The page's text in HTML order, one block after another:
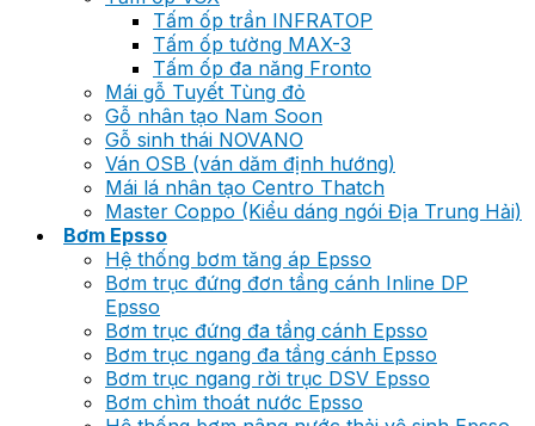
Tấm ốp trần INFRATOP
Tấm ốp tường MAX-3
Tấm ốp đa năng Fronto
Mái gỗ Tuyết Tùng đỏ
Gỗ nhân tạo Nam Soon
Gỗ sinh thái NOVANO
Ván OSB (ván dăm định hướng)
Mái lá nhân tạo Centro Thatch
Master Coppo (Kiểu dáng ngói Địa Trung Hải)
Bơm Epsso
Hệ thống bơm tăng áp Epsso
Bơm trục đứng đơn tầng cánh Inline DP
Epsso
Bơm trục đứng đa tầng cánh Epsso
Bơm trục ngang đa tầng cánh Epsso
Bơm trục ngang rời trục DSV Epsso
Bơm chìm thoát nước Epsso